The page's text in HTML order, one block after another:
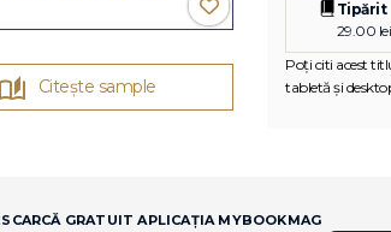
Citește sample
Tipărit
29.00 lei
Poți citi acest
tabletă și
GRATUIT APLICAȚIA MYBOOKMAG